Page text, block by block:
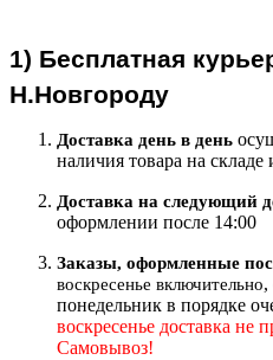
1) Бесплатная
Н.Новгороду
Доставка день в день
наличия товара на складе
Доставка на следующий
оформлении после 14:00
Заказы, оформленные
воскресенье включительно,
понедельник в порядке
воскресенье доставка не
Самовывоз!